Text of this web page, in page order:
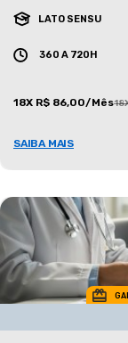
LATO SENSU
360 A 720H
18X R$ 86,00/Mês
SAIBA MAIS